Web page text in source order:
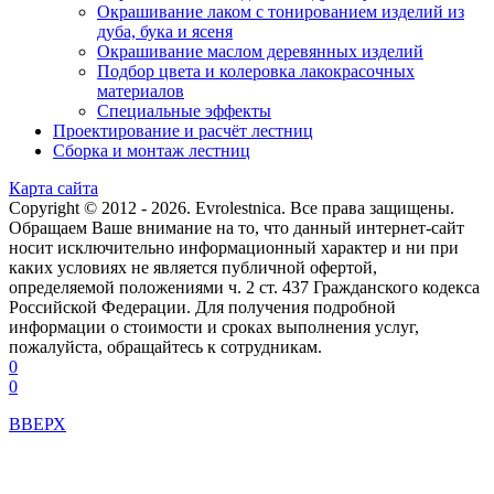
Окрашивание лаком с тонированием изделий из
дуба, бука и ясеня
Окрашивание маслом деревянных изделий
Подбор цвета и колеровка лакокрасочных
материалов
Специальные эффекты
Проектирование и расчёт лестниц
Сборка и монтаж лестниц
Карта сайта
Copyright © 2012 - 2026. Evrolestnica. Все права защищены.
Обращаем Ваше внимание на то, что данный интернет-сайт
носит исключительно информационный характер и ни при
каких условиях не является публичной офертой,
определяемой положениями ч. 2 ст. 437 Гражданского кодекса
Российской Федерации. Для получения подробной
информации о стоимости и сроках выполнения услуг,
пожалуйста, обращайтесь к сотрудникам.
0
0
ВВЕРХ